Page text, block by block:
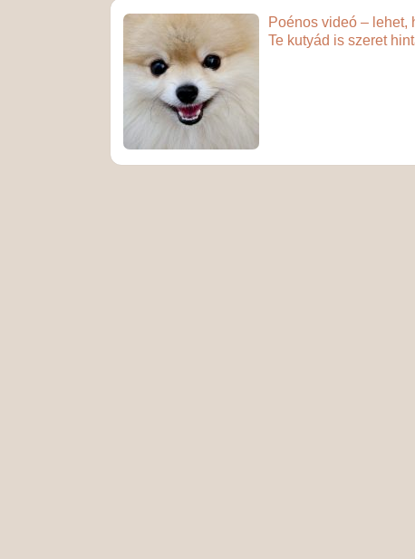
Poénos videó – lehet,
Te kutyád is szeret